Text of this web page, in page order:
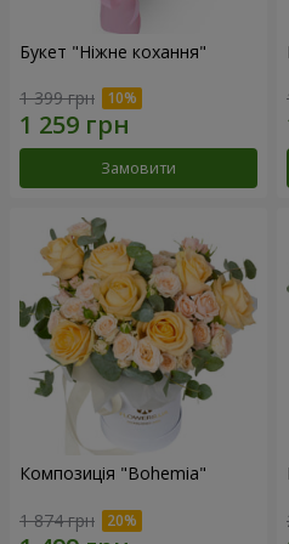
Букет "Ніжне кохання"
1 399 грн
Замовити
Композиція "Bohemia"
1 874 грн